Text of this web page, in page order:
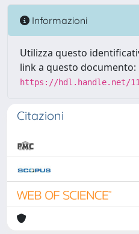
Informazioni
Utilizza questo
link a questo documento:
https://hdl.handle.net/
Citazioni